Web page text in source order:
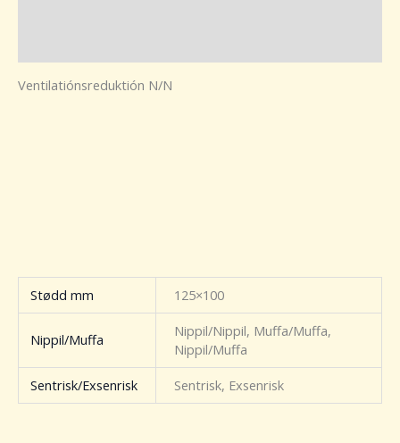
Ventilatiónsreduktión N/N
Stødd mm 125×100
Nippil/Muffa
Nippil/Nippil, Muffa/Muffa,
Nippil/Muffa
Sentrisk/Exsenrisk
Sentrisk, Exsenrisk